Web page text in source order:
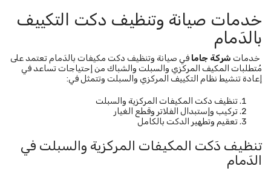
خدمات صيانة وتنظيف دكت التكييف
بالدَمام
خدمات شركة جاما في صيانة وتنظيف دكت مكيفات بالدَمام تعتمد على
مُتطلبات المكيف المركزي والسبلت والشباك من إحتياجات تساعد في
إعادة تنشيط نظام التكييف المركزي والسبلت وتتمثل في:
تنظيف دكت المكيفات المركزية والسبلت
تركيب وإستبدال الفلاتر وقطع الغيار
تعقيم وتطهير الدكت بالكامل
تنظيف دَكت المكيفات المركزية والسبلت في
الدَمام